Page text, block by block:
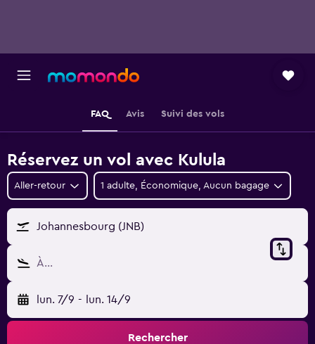
FAQ Avis Suivi des vols
Réservez un vol avec Kulula
Aller-retour 1 adulte, Économique, Aucun bagage
Johannesbourg (JNB)
À…
lun. 7/9 - lun. 14/9
Rechercher